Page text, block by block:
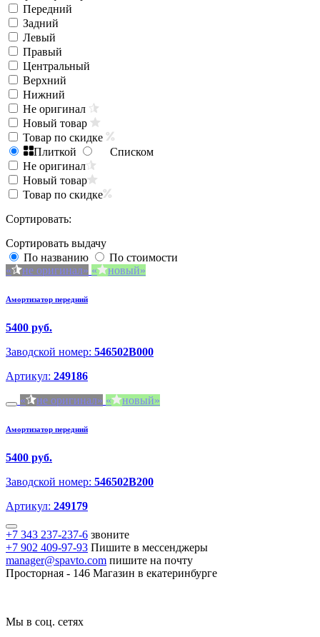
Передний
Задний
Левый
Правый
Центральный
Верхний
Нижний
Не оригинал
Новый товар
Товар по скидке
Плиткой
Списком
Не оригинал
Новый товар
Товар по скидке
Сортировать:
Сортировать выдачу
По названию
По стоимости
не оригинал
новый
Амортизатор передний
5400 руб.
Заводской номер: 546502B000
Артикул: 249186
не оригинал
новый
Амортизатор передний
5400 руб.
Заводской номер: 546502B200
Артикул: 249179
+7 343 237-237-6 звоните
+7 902 409-97-93 Пишите в мессенджеры
manager@spavto.com пишите на почту
Просторная - 146 Магазин в екатеринбурге
Мы в соц. сетях